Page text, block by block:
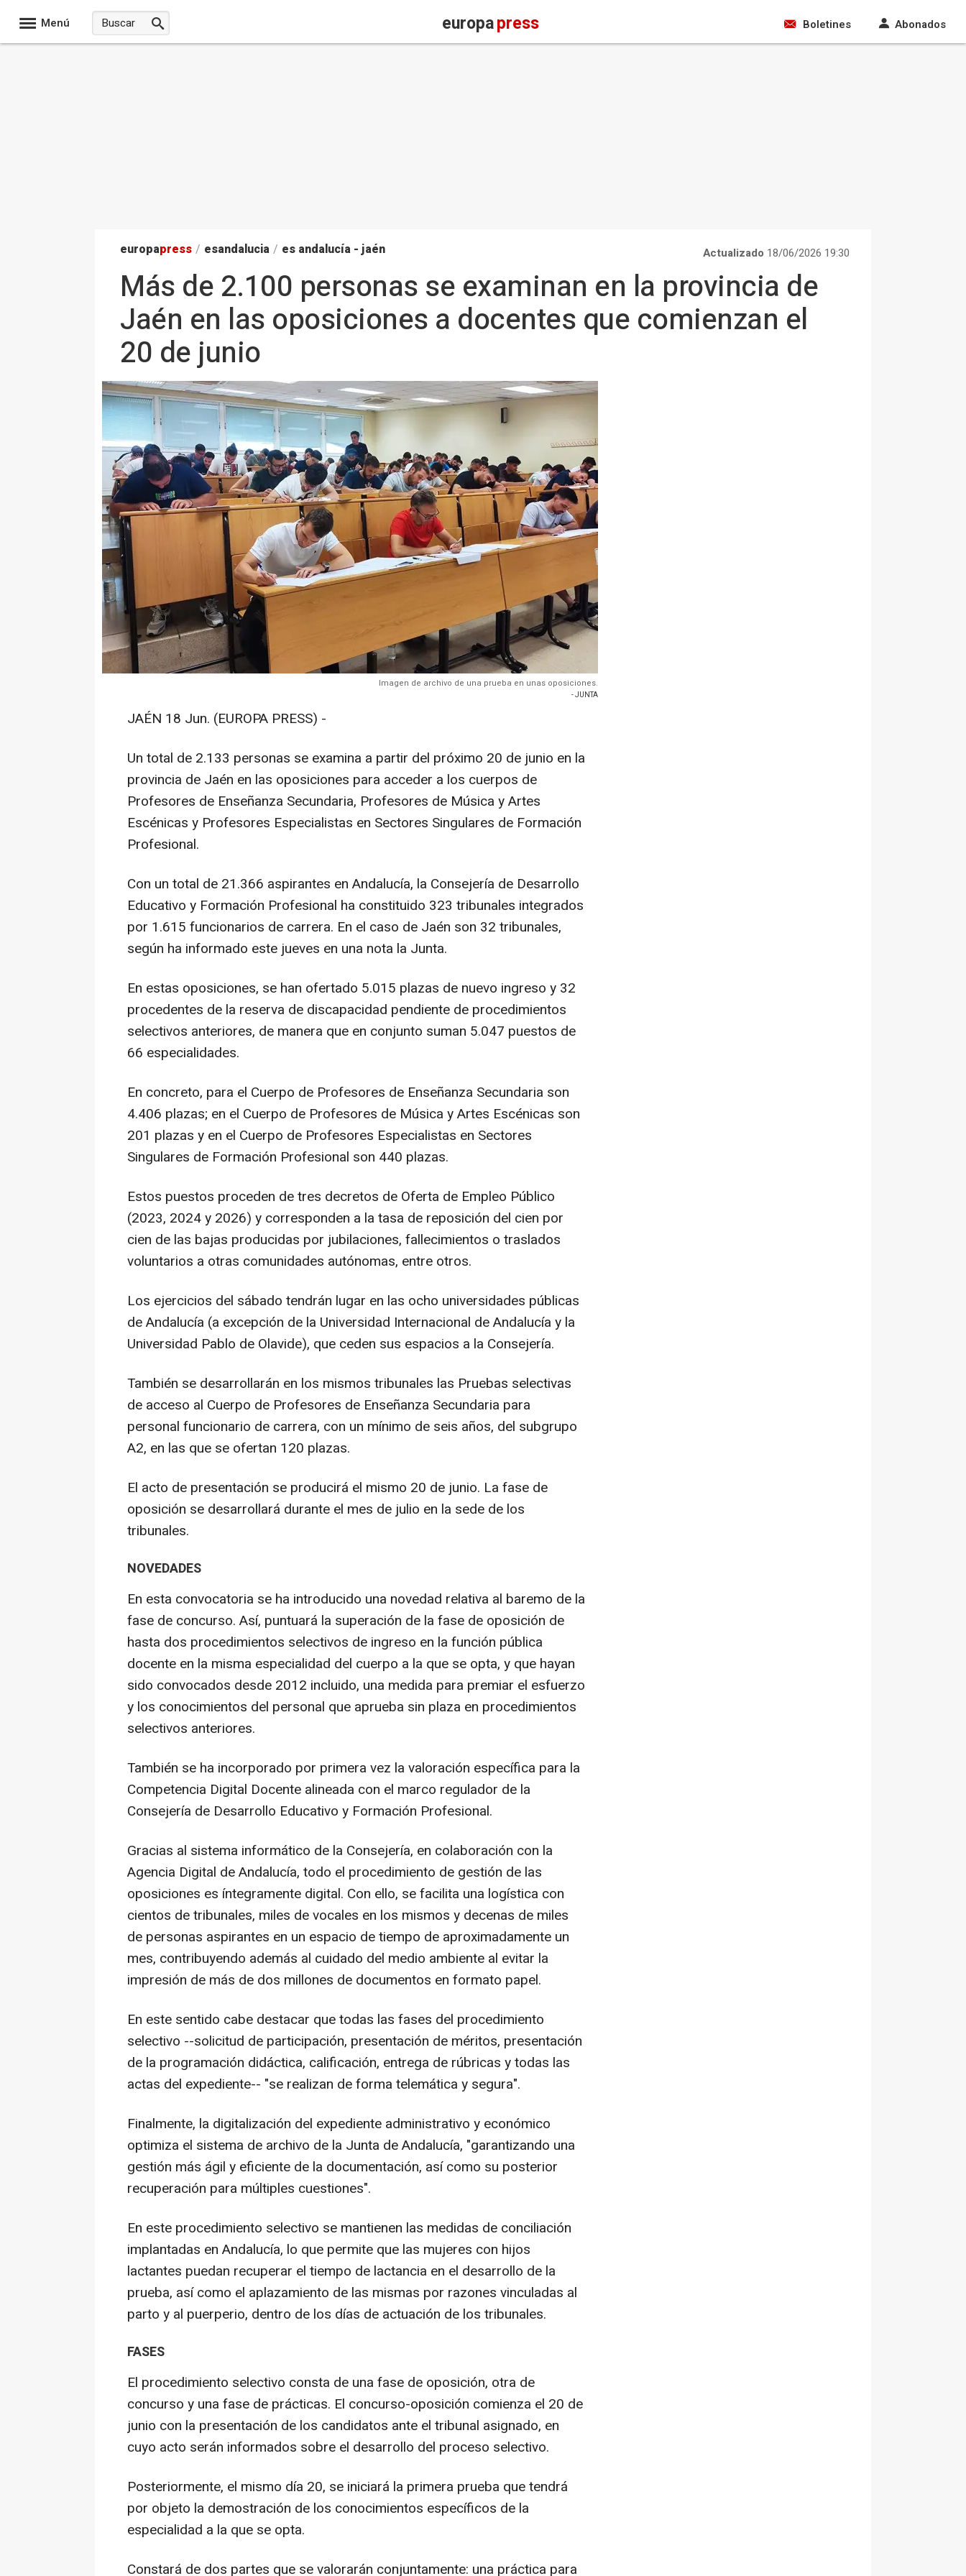
Menú europapress Boletines Abonados
europapress / esandalucia / es andalucía - jaén Actualizado 18/06/2026 19:30
Más de 2.100 personas se examinan en la provincia de
Jaén en las oposiciones a docentes que comienzan el
20 de junio
Imagen de archivo de una prueba en unas oposiciones.
- JUNTA
JAÉN 18 Jun. (EUROPA PRESS) -
Un total de 2.133 personas se examina a partir del próximo 20 de junio en la
provincia de Jaén en las oposiciones para acceder a los cuerpos de
Profesores de Enseñanza Secundaria, Profesores de Música y Artes
Escénicas y Profesores Especialistas en Sectores Singulares de Formación
Profesional.
Con un total de 21.366 aspirantes en Andalucía, la Consejería de Desarrollo
Educativo y Formación Profesional ha constituido 323 tribunales integrados
por 1.615 funcionarios de carrera. En el caso de Jaén son 32 tribunales,
según ha informado este jueves en una nota la Junta.
En estas oposiciones, se han ofertado 5.015 plazas de nuevo ingreso y 32
procedentes de la reserva de discapacidad pendiente de procedimientos
selectivos anteriores, de manera que en conjunto suman 5.047 puestos de
66 especialidades.
En concreto, para el Cuerpo de Profesores de Enseñanza Secundaria son
4.406 plazas; en el Cuerpo de Profesores de Música y Artes Escénicas son
201 plazas y en el Cuerpo de Profesores Especialistas en Sectores
Singulares de Formación Profesional son 440 plazas.
Estos puestos proceden de tres decretos de Oferta de Empleo Público
(2023, 2024 y 2026) y corresponden a la tasa de reposición del cien por
cien de las bajas producidas por jubilaciones, fallecimientos o traslados
voluntarios a otras comunidades autónomas, entre otros.
Los ejercicios del sábado tendrán lugar en las ocho universidades públicas
de Andalucía (a excepción de la Universidad Internacional de Andalucía y la
Universidad Pablo de Olavide), que ceden sus espacios a la Consejería.
También se desarrollarán en los mismos tribunales las Pruebas selectivas
de acceso al Cuerpo de Profesores de Enseñanza Secundaria para
personal funcionario de carrera, con un mínimo de seis años, del subgrupo
A2, en las que se ofertan 120 plazas.
El acto de presentación se producirá el mismo 20 de junio. La fase de
oposición se desarrollará durante el mes de julio en la sede de los
tribunales.
NOVEDADES
En esta convocatoria se ha introducido una novedad relativa al baremo de la
fase de concurso. Así, puntuará la superación de la fase de oposición de
hasta dos procedimientos selectivos de ingreso en la función pública
docente en la misma especialidad del cuerpo a la que se opta, y que hayan
sido convocados desde 2012 incluido, una medida para premiar el esfuerzo
y los conocimientos del personal que aprueba sin plaza en procedimientos
selectivos anteriores.
También se ha incorporado por primera vez la valoración específica para la
Competencia Digital Docente alineada con el marco regulador de la
Consejería de Desarrollo Educativo y Formación Profesional.
Gracias al sistema informático de la Consejería, en colaboración con la
Agencia Digital de Andalucía, todo el procedimiento de gestión de las
oposiciones es íntegramente digital. Con ello, se facilita una logística con
cientos de tribunales, miles de vocales en los mismos y decenas de miles
de personas aspirantes en un espacio de tiempo de aproximadamente un
mes, contribuyendo además al cuidado del medio ambiente al evitar la
impresión de más de dos millones de documentos en formato papel.
En este sentido cabe destacar que todas las fases del procedimiento
selectivo --solicitud de participación, presentación de méritos, presentación
de la programación didáctica, calificación, entrega de rúbricas y todas las
actas del expediente-- "se realizan de forma telemática y segura".
Finalmente, la digitalización del expediente administrativo y económico
optimiza el sistema de archivo de la Junta de Andalucía, "garantizando una
gestión más ágil y eficiente de la documentación, así como su posterior
recuperación para múltiples cuestiones".
En este procedimiento selectivo se mantienen las medidas de conciliación
implantadas en Andalucía, lo que permite que las mujeres con hijos
lactantes puedan recuperar el tiempo de lactancia en el desarrollo de la
prueba, así como el aplazamiento de las mismas por razones vinculadas al
parto y al puerperio, dentro de los días de actuación de los tribunales.
FASES
El procedimiento selectivo consta de una fase de oposición, otra de
concurso y una fase de prácticas. El concurso-oposición comienza el 20 de
junio con la presentación de los candidatos ante el tribunal asignado, en
cuyo acto serán informados sobre el desarrollo del proceso selectivo.
Posteriormente, el mismo día 20, se iniciará la primera prueba que tendrá
por objeto la demostración de los conocimientos específicos de la
especialidad a la que se opta.
Constará de dos partes que se valorarán conjuntamente: una práctica para